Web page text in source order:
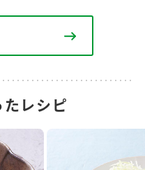
レシピ